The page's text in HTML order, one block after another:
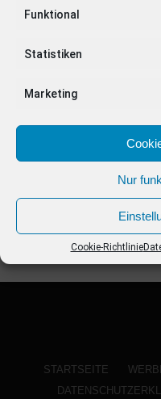
Funktional
Statistiken
Marketing
Nur
Cookie-Richtlinie
STARTSEITE